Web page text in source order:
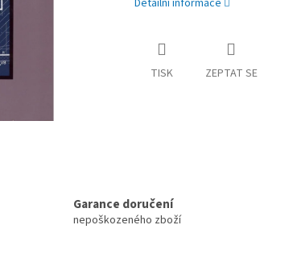
Detailní informace
TISK ZEPTAT SE
Garance doručení
nepoškozeného zboží